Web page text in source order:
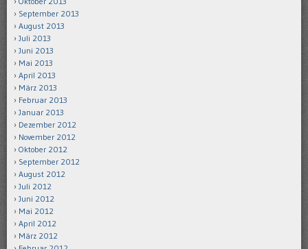
September 2013
August 2013
Juli 2013
Juni 2013
Mai 2013
April 2013
März 2013
Februar 2013
Januar 2013
Dezember 2012
November 2012
Oktober 2012
September 2012
August 2012
Juli 2012
Juni 2012
Mai 2012
April 2012
März 2012